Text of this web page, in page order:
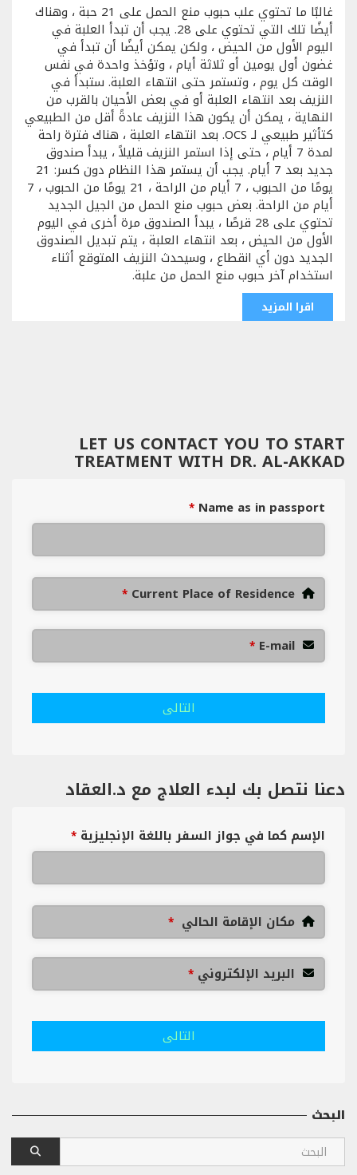
غالبًا ما تحتوي علب حبوب منع الحمل على 21 حبة ، وهناك
أيضًا تلك التي تحتوي على 28. يجب أن تبدأ العلبة في
اليوم الأول من الحيض ، ولكن يمكن أيضًا أن تبدأ في
غضون أول يومين أو ثلاثة أيام ، وتؤخذ واحدة في نفس
الوقت كل يوم ، وتستمر حتى انتهاء العلبة. ستبدأ في
النزيف بعد انتهاء العلبة أو في بعض الأحيان بالقرب من
النهاية ، يمكن أن يكون هذا النزيف عادةً أقل من الطبيعي
كتأثير طبيعي لـ OCS. بعد انتهاء العلبة ، هناك فترة راحة
لمدة 7 أيام ، حتى إذا استمر النزيف قليلاً ، يبدأ صندوق
جديد بعد 7 أيام. يجب أن يستمر هذا النظام دون كسر: 21
يومًا من الحبوب ، 7 أيام من الراحة ، 21 يومًا من الحبوب ، 7
أيام من الراحة. بعض حبوب منع الحمل من الجيل الجديد
تحتوي على 28 قرصًا ، يبدأ الصندوق مرة أخرى في اليوم
الأول من الحيض ، بعد انتهاء العلبة ، يتم تبديل الصندوق
الجديد دون أي انقطاع ، وسيحدث النزيف المتوقع أثناء
استخدام آخر حبوب منع الحمل من علبة.
اقرا المزيد
LET US CONTACT YOU TO START
TREATMENT WITH DR. AL-AKKAD
Name as in passport
*
Current Place of Residence
*
E-mail
*
التالى
دعنا نتصل بك لبدء العلاج مع د.العقاد
الإسم كما في جواز السفر باللغة الإنجليزية *
مكان الإقامة الحالي *
البريد الإلكتروني *
التالى
البحث